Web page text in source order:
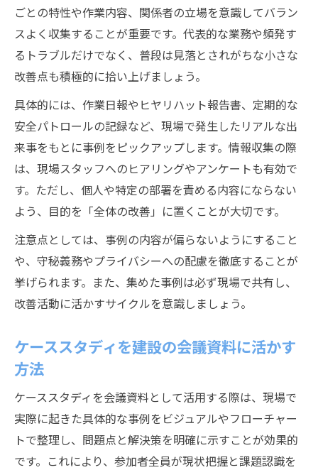
ごとの特性や作業内容、関係者の立場を意識してバラン
スよく収集することが重要です。代表的な業務や頻発す
るトラブルだけでなく、普段は見落とされがちな小さな
改善点も積極的に拾い上げましょう。
具体的には、作業日報やヒヤリハット報告書、定期的な
安全パトロールの記録など、現場で発生したリアルな出
来事をもとに事例をピックアップします。情報収集の際
は、現場スタッフへのヒアリングやアンケートも有効で
す。ただし、個人や特定の部署を責める内容にならない
よう、目的を「全体の改善」に置くことが大切です。
注意点としては、事例の内容が偏らないようにすること
や、守秘義務やプライバシーへの配慮を徹底することが
挙げられます。また、集めた事例は必ず現場で共有し、
改善活動に活かすサイクルを意識しましょう。
ケーススタディを建設の会議資料に活かす
方法
ケーススタディを会議資料として活用する際は、現場で
実際に起きた具体的な事例をビジュアルやフローチャー
トで整理し、問題点と解決策を明確に示すことが効果的
です。これにより、参加者全員が現状把握と課題認識を